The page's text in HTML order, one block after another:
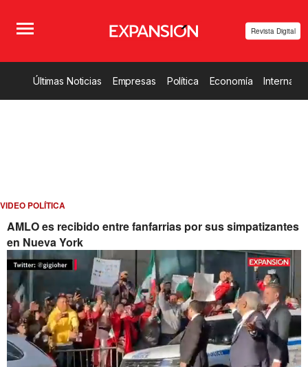
Revista Digital
Últimas Noticias Empresas Política Economía
VIDEO POLÍTICA
AMLO es recibido entre fanfarrias por sus simpatizantes
en Nueva York